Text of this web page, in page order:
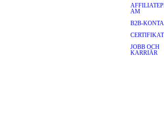
AM
B2B-
CERTIFIKAT
JOBB OCH
KARRIÄR